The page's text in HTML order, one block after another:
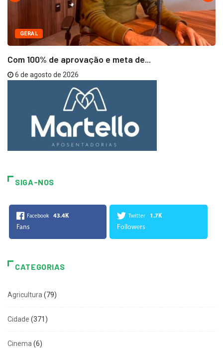
GERAL
Com 100% de aprovação e meta de...
6 de agosto de 2026
SIGA-NOS
Facebook 43.4K
Fans
Twitter 1.7K
Followers
CATEGORIAS
Agricultura (79)
Cidade (371)
Cinema (6)